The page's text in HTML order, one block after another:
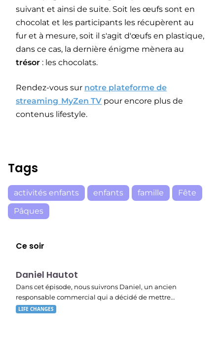
suivant et ainsi de suite. Soit les œufs sont en
chocolat et les participants les récupèrent au
fur et à mesure, soit il s'agit d'œufs en plastique,
dans ce cas, la dernière énigme mènera au
trésor : les chocolats.
Rendez-vous sur notre plateforme de
streaming MyZen TV pour encore plus de
contenus lifestyle.
Tags
activités enfants enfants famille
Fête
Pâques
Ce soir
19:47
Daniel Hautot
Dans cet épisode, nous suivrons Daniel, un ancien
responsable commercial qui a décidé de mettre…
LIFE CHANGES